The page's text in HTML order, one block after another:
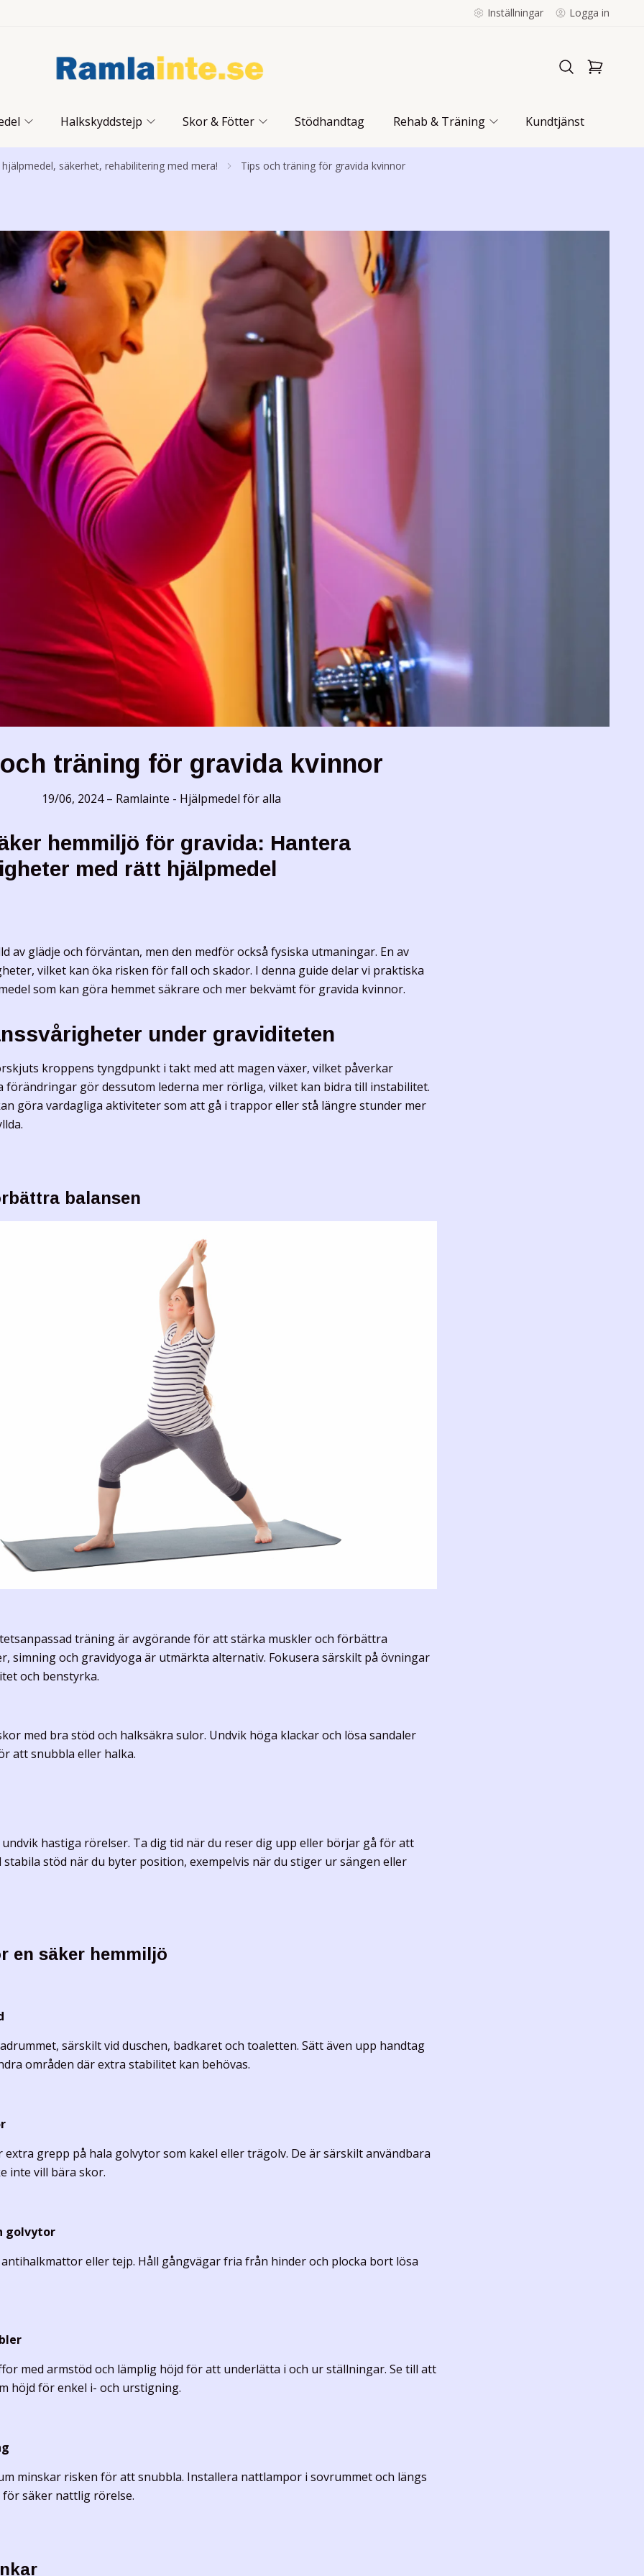
Inställningar Logga in
Halkskyddstejp Skor & Fötter Stödhandtag Rehab & Träning Kundtjänst
säkerhet, rehabilitering med mera! Tips och träning för gravida kvinnor
träning för gravida kvinnor
19/06, 2024– Ramlainte - Hjälpmedel för alla
hemmiljö för gravida: Hantera
med rätt hjälpmedel
av glädje och förväntan, men den medför också fysiska utmaningar. En av
vilket kan öka risken för fall och skador. I denna guide delar vi praktiska
som kan göra hemmet säkrare och mer bekvämt för gravida kvinnor.
under graviditeten
kroppens tyngdpunkt i takt med att magen växer, vilket påverkar
förändringar gör dessutom lederna mer rörliga, vilket kan bidra till instabilitet.
göra vardagliga aktiviteter som att gå i trapporeller stå längre stunder mer
balansen
träning är avgörande för att stärka muskler och förbättra
simning och gravidyoga är utmärkta alternativ. Fokusera särskilt på övningar
och benstyrka.
med bra stöd och halksäkra sulor. Undvik höga klackar och lösa sandaler
att snubbla eller halka.
undvik hastiga rörelser. Ta dig tid när du reser dig upp eller börjar gå för att
stabila stöd när du byter position, exempelvis när du stiger ur sängen eller
en säker hemmiljö
, särskilt vid duschen, badkaret och toaletten. Sätt även upp handtag
områden där extra stabilitet kan behövas.
extra grepp på hala golvytor som kakel eller trägolv. De är särskilt användbara
inte vill bära skor.
golvytor
antihalkmattor eller tejp. Håll gångvägar fria från hinder och plocka bort lösa
med armstöd och lämplig höjd för att underlätta i och ur ställningar. Se till att
höjd för enkel i- och urstigning.
minskar risken för att snubbla. Installera nattlampor i sovrummet och längs
säker nattlig rörelse.